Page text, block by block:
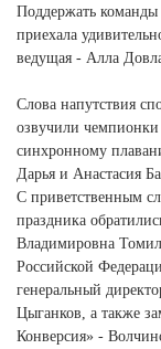
Тульская область (1)
Тюменская область (3)
Ханты-Мансийский
Челябинская область (2)
Ямало-Ненецкий
Ярославская область (1)
Поддержать команды
приехала
ведущая - Алла
Слова напутствия
озвучили
синхронному
Дарья и Анастасия
С приветственным
праздника
Владимировна
Российской
генеральный
Цыганков, а также
Конверсия» -